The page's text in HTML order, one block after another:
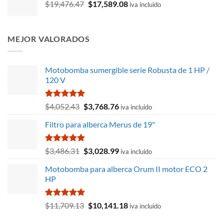
era:
es:
$19,476.47 El
era:
$17,589.08Eliva incluido
MEJOR VALORADOS
Motobomba sumergible serie Robusta de 1 HP /
120 V
Valorado
con
de 5
$4,052.43 El
original
era:
$4,052.43.
$3,768.76El
actual
$3,768.76.
iva incluido
Filtro para alberca Merus de 19"
Valorado
con
de 5
$3,486.31 El
original
$3,486.31.
$3,028.99El
actual
iva incluido
Motobomba para alberca Orum II motor ECO 2
HP
Valorado
con
$11,709.13 El
$10,141.18Eliva incluido